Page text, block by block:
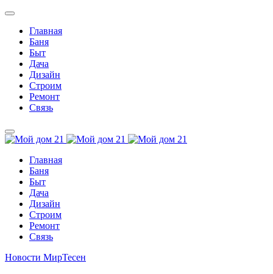
Главная
Баня
Быт
Дача
Дизайн
Строим
Ремонт
Связь
Главная
Баня
Быт
Дача
Дизайн
Строим
Ремонт
Связь
Новости МирТесен